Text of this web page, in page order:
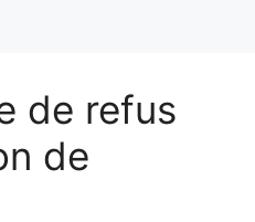
de refus
de